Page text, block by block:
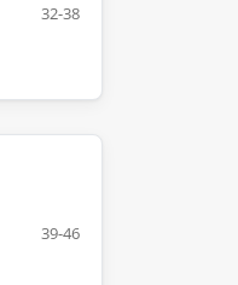
32-38
39-46